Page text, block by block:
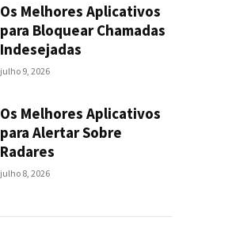
Os Melhores Aplicativos
para Bloquear Chamadas
Indesejadas
julho 9, 2026
Os Melhores Aplicativos
para Alertar Sobre
Radares
julho 8, 2026